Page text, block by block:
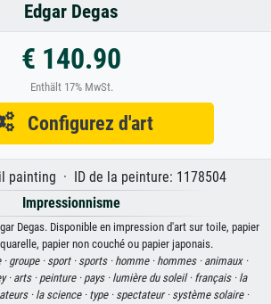
Edgar Degas
€ 140.90
Enthält 17% MwSt.
Configurez d'art
painting · ID de la peinture: 1178504
Impressionnisme
Degas. Disponible en impression d'art sur toile, papier
papier non couché ou papier japonais.
· groupe · sport · sports · homme · hommes · animaux ·
· arts · peinture · pays · lumière du soleil · français · la
· la science · type · spectateur · système solaire ·